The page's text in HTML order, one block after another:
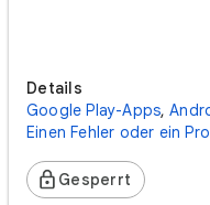
Details
Google Play-Apps,
Einen Fehler oder ein
Gesperrt